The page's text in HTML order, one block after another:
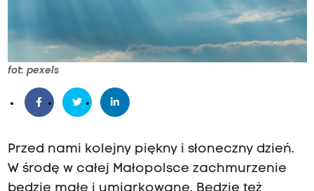
fot: pexels
Przed nami kolejny piękny i słoneczny dzień.
W środę w całej Małopolsce zachmurzenie
w
n